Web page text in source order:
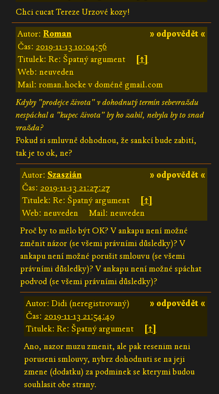
Chci cucat Tereze Urzové kozy!
» odpovědět «
Autor:Roman
Čas: 2019-11-13 10:04:56
Titulek: Re: Špatný argument
[↑]
Web: neuveden
Mail: roman.hocke v doméně gmail.com
Kdyby "prodejce života" v dohodnutý termín sebevraždu
nespáchal a "kupec života" by ho zabil, nebyla by to snad
vražda?
Pokud si smluvně dohodnou, že sankcí bude zabití,
tak je to ok, ne?
» odpovědět «
Autor: Szaszián
Čas: 2019-11-13 21:27:27
Titulek: Re: Špatný argument
[↑]
Web: neuveden
Mail: neuveden
Proč by to mělo být OK? V ankapu není možné
změnit názor (se všemi právními důsledky)? V
ankapu není možné porušit smlouvu (se všemi
právními důsledky)? V ankapu není možné spáchat
podvod (se všemi právními důsledky)?
» odpovědět «
Autor: Didi (neregistrovaný)
Čas: 2019-11-13 21:54:49
Titulek: Re: Špatný argument
[↑]
Ano, nazor muzu zmenit, ale pak resenim neni
poruseni smlouvy, nybrz dohodnuti se na jeji
zmene (dodatku) za podminek se kterymi budou
souhlasit obe strany.